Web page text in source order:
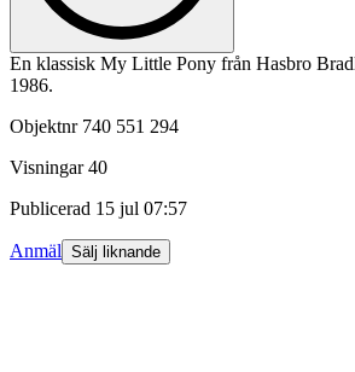
En klassisk My Little Pony från Hasbro
1986.
Objektnr 740 551 294
Visningar 40
Publicerad 15 jul 07:57
Anmäl Sälj liknande